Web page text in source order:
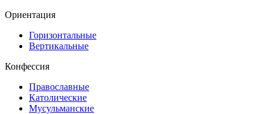
Ориентация
Горизонтальные
Вертикальные
Конфессия
Православные
Католические
Мусульманские